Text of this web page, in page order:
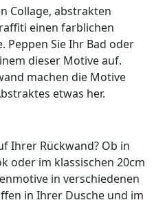
Collage, abstrakten
einen farblichen
Peppen Sie Ihr Bad oder
dieser Motive auf.
machen die Motive
etwas her.
Ihrer Rückwand? Ob in
oder im klassischen 20cm
in verschiedenen
in Ihrer Dusche und im